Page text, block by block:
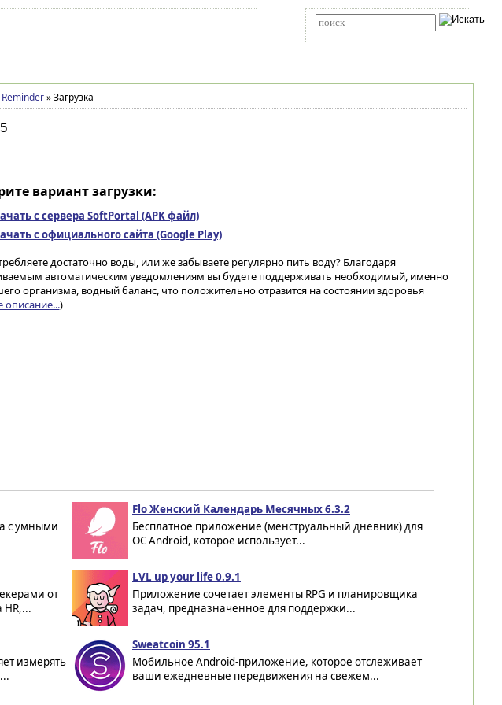
»Загрузка
вариант загрузки:
с сервера SoftPortal (APK файл)
с официального сайта (Google Play)
достаточно воды, или же забываете регулярно пить воду? Благодаря
автоматическим уведомлениям вы будете поддерживать необходимый, именно
организма, водный баланс, что положительно отразится на состоянии здоровья
описание...)
с умными
Flo Женский Календарь Месячных 6.3.2
Бесплатное приложение (менструальный дневник) для
ОС Android, которое использует...
от
LVL up your life 0.9.1
Приложение сочетает элементы RPG и планировщика
задач, предназначенное для поддержки...
измерять
Sweatcoin 95.1
Мобильное Android-приложение, которое отслеживает
ваши ежедневные передвижения на свежем...